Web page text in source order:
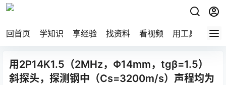
回首页 学知识 享经验 找资料 看视频 用工具 论技
用2P14K1.5（2MHz，Φ14mm，tgβ=1.5）
斜探头，探测钢中（Cs=3200m/s）声程均为